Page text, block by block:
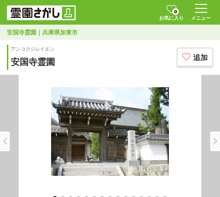
0
お気に入り
メニュー
安国寺霊園｜兵庫県加東市
アンコクジレイエン
安国寺霊園 追加